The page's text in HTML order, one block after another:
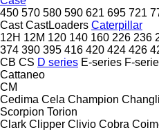
450 570 580 590 621 695 721
Cast CastLoaders Caterpillar
12H 12M 120 140 160 226 236
374 390 395 416 420 424 426
CB CS D series E-series F-
Cattaneo
CM
Cedima Cela Champion
Scorpion Torion
Clark Clipper Clivio Cobra